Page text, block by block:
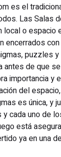
es el
Las Salas
local o espacio
encerrados
puzzles
antes de que
importancia y
del
es única, y
cada uno de
está
ya en una